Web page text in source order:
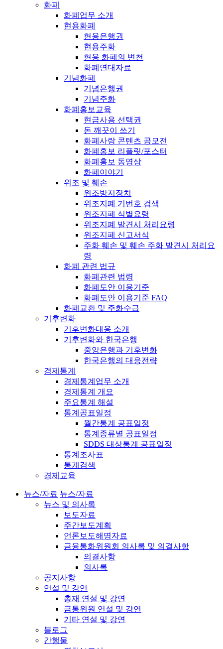
화폐
화폐업무 소개
현용화폐
현용은행권
현용주화
현용 화폐의 변천
화폐연대자료
기념화폐
기념은행권
기념주화
화폐홍보교육
현금사용 선택권
돈 깨끗이 쓰기
화폐사랑 콘텐츠 공모전
화폐홍보 리플릿/포스터
화폐홍보 동영상
화폐이야기
위조 및 훼손
위조방지장치
위조지폐 기번호 검색
위조지폐 식별요령
위조지폐 발견시 처리요령
위조지폐 신고서식
주화 훼손 및 훼손 주화 발견시 처리요
령
화폐 관련 법규
화폐관련 법령
화폐도안 이용기준
화폐도안 이용기준 FAQ
화폐교환 및 주화수급
기후변화
기후변화대응 소개
기후변화와 한국은행
중앙은행과 기후변화
한국은행의 대응전략
경제통계
경제통계업무 소개
경제통계 개요
주요통계 해설
통계공표일정
월간통계 공표일정
통계종류별 공표일정
SDDS 대상통계 공표일정
통계조사표
통계검색
경제교육
뉴스/자료 뉴스/자료
뉴스 및 의사록
보도자료
주간보도계획
언론보도해명자료
금융통화위원회 의사록 및 의결사항
의결사항
의사록
공지사항
연설 및 강연
총재 연설 및 강연
금통위원 연설 및 강연
기타 연설 및 강연
블로그
간행물